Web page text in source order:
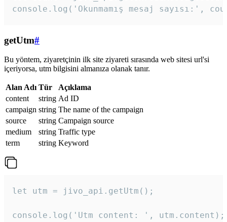
console.log('Okunmamış mesaj sayısı:',
getUtm#
Bu yöntem, ziyaretçinin ilk site ziyareti sırasında web sitesi url'si
içeriyorsa, utm bilgisini almanıza olanak tanır.
Alan Adı Tür
Açıklama
content
string Ad ID
campaign string The name of the campaign
source
string Campaign source
medium
string Traffic type
term
string Keyword
let utm = jivo_api.getUtm();
console.log('Utm content: ', utm.content);